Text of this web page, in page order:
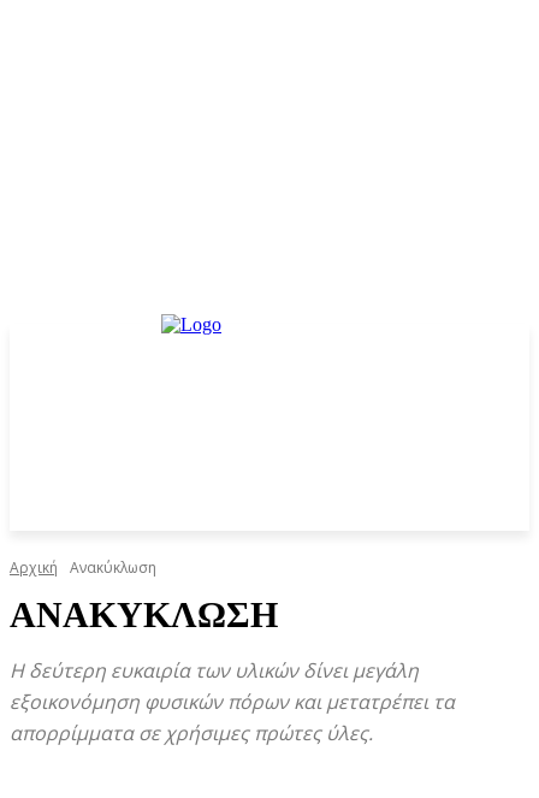
Αρχική Ανακύκλωση
ΑΝΑΚΎΚΛΩΣΗ
Η δεύτερη ευκαιρία των υλικών δίνει μεγάλη
εξοικονόμηση φυσικών πόρων και μετατρέπει τα
απορρίμματα σε χρήσιμες πρώτες ύλες.